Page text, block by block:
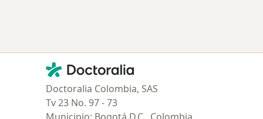
Contacto
Doctoralia - Página de inicio
Doctoralia Colombia, SAS
Tv 23 No. 97 - 73